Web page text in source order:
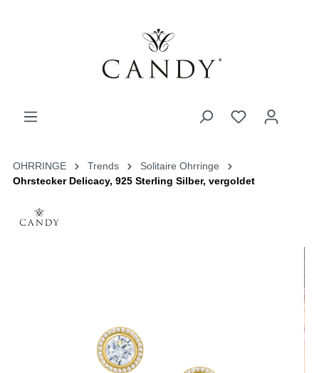
OHRRINGE Trends
Solitaire Ohrringe
Ohrstecker Delicacy, 925 Sterling Silber, vergoldet